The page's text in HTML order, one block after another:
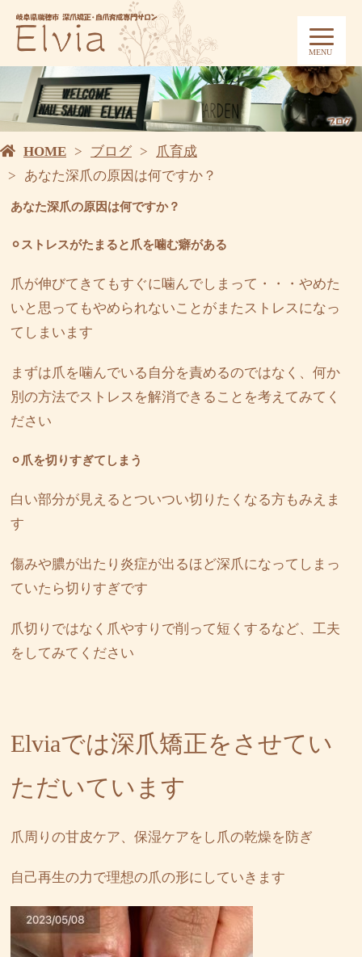
MENU
HOME ブログ
爪育成
あなた深爪の原因は何ですか？
あなた深爪の原因は何ですか？
⚪︎ストレスがたまると爪を噛む癖がある
爪が伸びてきてもすぐに噛んでしまって・・・やめた
いと思ってもやめられないことがまたストレスになっ
てしまいます
まずは爪を噛んでいる自分を責めるのではなく、何か
別の方法でストレスを解消できることを考えてみてく
ださい
⚪︎爪を切りすぎてしまう
白い部分が見えるとついつい切りたくなる方もみえま
す
傷みや膿が出たり炎症が出るほど深爪になってしまっ
ていたら切りすぎです
爪切りではなく爪やすりで削って短くするなど、工夫
をしてみてください
Elviaでは深爪矯正をさせてい
ただいています
爪周りの甘皮ケア、保湿ケアをし爪の乾燥を防ぎ
自己再生の力で理想の爪の形にしていきます